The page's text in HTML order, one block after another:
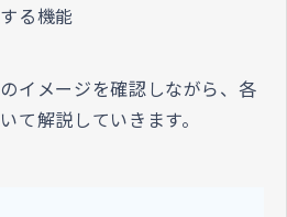
る機能
イメージを確認しながら、各
て解説していきます。